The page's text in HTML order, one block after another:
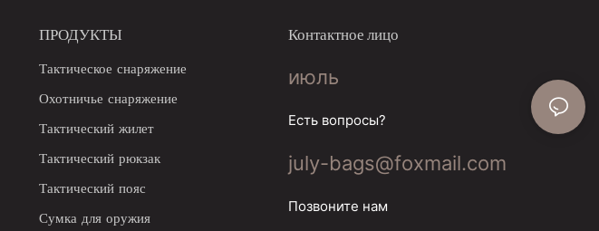
ПРОДУКТЫ
Тактическое снаряжение
Охотничье снаряжение
Тактический жилет
Тактический рюкзак
Тактический пояс
Сумка для оружия
Контактное лицо
июль
Есть вопросы?
july-bags@foxmail.com
Позвоните нам